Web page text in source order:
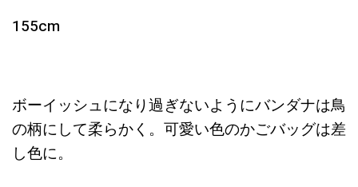
155cm
ボーイッシュになり過ぎないようにバンダナは鳥
の柄にして柔らかく。可愛い色のかごバッグは差
し色に。